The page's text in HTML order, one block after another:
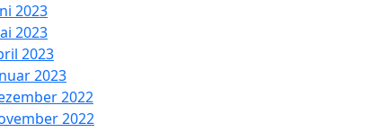
2023
2023
2023
2023
2022
2022